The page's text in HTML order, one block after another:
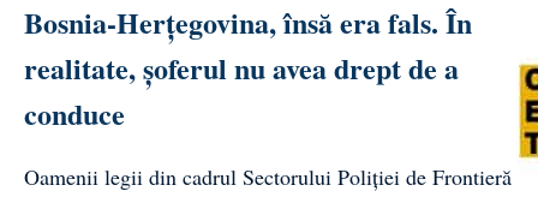
Bosnia-Herțegovina, însă era fals. În
realitate, șoferul nu avea drept de a
conduce
Oamenii legii din cadrul Sectorului Poliției de Frontieră